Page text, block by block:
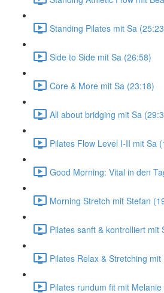
Standing Pilates mit Sa
Side to Side mit Sa (26:58)
Core & More mit Sa (23:18)
All about bridging mit Sa
Pilates Flow Level I-II mit Sa
Good Morning: Vital in den
Morning Stretch mit Stefan
Pilates sanft & kontrolliert mit
Pilates Relax & Stretching
Pilates rundum fit mit